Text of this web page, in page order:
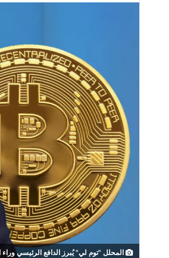
المحلل "توم لي" يُبرز الدافع الرئيسي وراء